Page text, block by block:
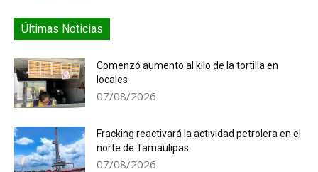
Últimas Noticias
Comenzó aumento al kilo de la tortilla en
locales
07/08/2026
Fracking reactivará la actividad petrolera en el
norte de Tamaulipas
07/08/2026